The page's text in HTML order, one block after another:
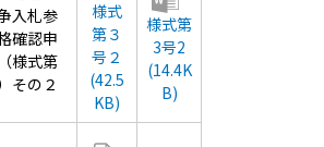
入札参
確認申
様式第
その２
様式
第３
号２
(42.5
KB)
様式第
3号2
(14.4K
B)